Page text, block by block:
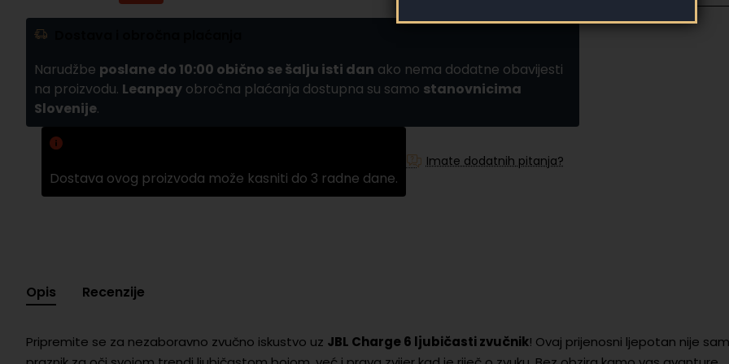
Narudžbe poslane do 10:00 obično se šalju isti dan ako nema dodatne obavijesti
na proizvodu. Leanpay obročna plaćanja dostupna su samo stanovnicima
Slovenije.
Dostava ovog proizvoda može kasniti do 3 radne dane.
Imate dodatnih pitanja?
Opis Recenzije
Pripremite se za nezaboravno zvučno iskustvo uz JBL Charge 6 ljubičasti zvučnik! Ovaj prijenosni ljepotan nije